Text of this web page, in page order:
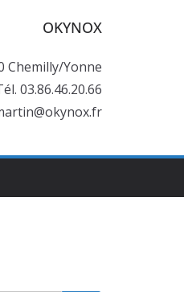
OKYNOX
Chemilly/Yonne
03.86.46.20.66